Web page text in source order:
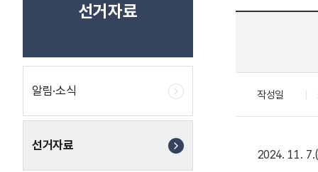
선거자료
알림·소식
선거자료
작성일
2024. 11. 7.(